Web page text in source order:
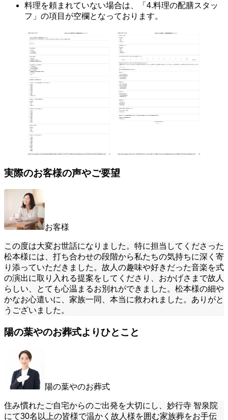
料理を頼まれていない場合は、「4.料理の配膳スタッ
フ」の項目が空欄となっております。
実際のお客様の声やご要望
お客様
この度は大変お世話になりました。特に担当してくださった
松本様には、打ち合わせの段階から私たちの気持ちに深く寄
り添っていただきました。故人の趣味や好きだった音楽を式
の演出に取り入れる提案をしてくださり、おかげさまで故人
らしい、とても心温まるお別れができました。松本様の細や
かなお心遣いに、家族一同、本当に救われました。ありがと
うございました。
陽の葉やのお葬式よりひとこと
陽の葉やのお葬式
住み慣れたご自宅からのご出発を大切にし、妙行寺 智泉院
にて30名以上の皆様で温かく故人様を囲む家族葬をお手伝